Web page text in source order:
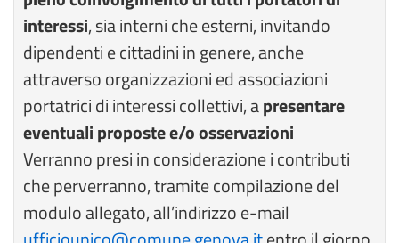
interessi, sia interni che esterni, invitando
dipendenti e cittadini in genere, anche
attraverso organizzazioni ed associazioni
portatrici di interessi collettivi, apresentare
eventuali proposte e/o osservazioni
Verranno presi in considerazione i contributi
che perverranno, tramite compilazione del
modulo allegato, all’indirizzo e-mail